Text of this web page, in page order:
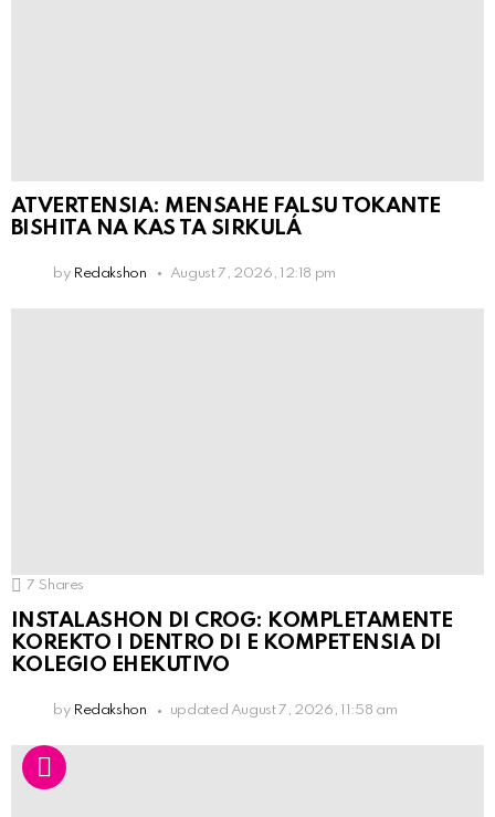
ATVERTENSIA: MENSAHE FALSU TOKANTE
BISHITA NA KAS TA SIRKULÁ
by Redakshon August 7, 2026, 12:18 pm
7 Shares
INSTALASHON DI CROG: KOMPLETAMENTE
KOREKTO I DENTRO DI E KOMPETENSIA DI
KOLEGIO EHEKUTIVO
by Redakshon updated August 7, 2026, 11:58 am